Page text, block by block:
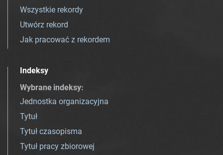
Wszystkie rekordy
Utwórz rekord
Jak pracować z rekordem
Indeksy
Wybrane indeksy:
Jednostka organizacyjna
Tytuł
Tytuł czasopisma
Tytuł pracy zbiorowej